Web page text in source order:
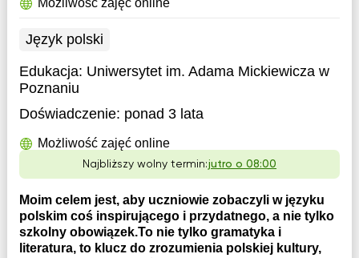
Możliwość zajęć online
Język polski
Edukacja: Uniwersytet im. Adama Mickiewicza w
Poznaniu
Doświadczenie: ponad 3 lata
Możliwość zajęć online
Najbliższy wolny termin:jutro o 08:00
Moim celem jest, aby uczniowie zobaczyli w języku
polskim coś inspirującego i przydatnego, a nie tylko
szkolny obowiązek.To nie tylko gramatyka i
literatura, to klucz do zrozumienia polskiej kultury,